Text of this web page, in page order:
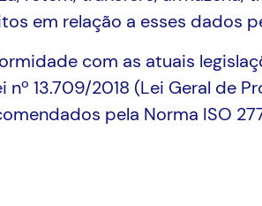
em relação a esses dados
com as atuais
13.709/2018 (Lei Geral de
pela Norma ISO